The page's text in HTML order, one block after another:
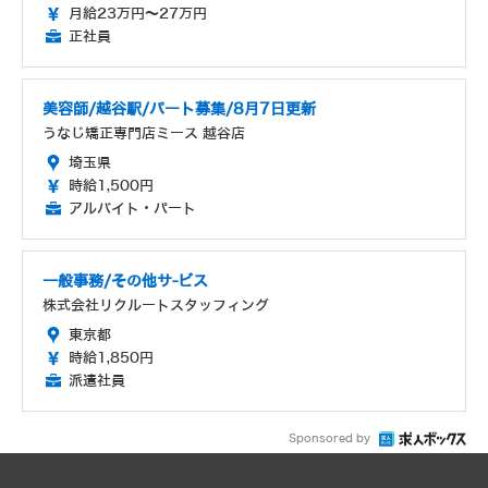
月給23万円～27万円
正社員
美容師/越谷駅/パート募集/8月7日更新
うなじ矯正専門店ミース 越谷店
埼玉県
時給1,500円
アルバイト・パート
一般事務/その他サ-ビス
株式会社リクルートスタッフィング
東京都
時給1,850円
派遣社員
Sponsored by